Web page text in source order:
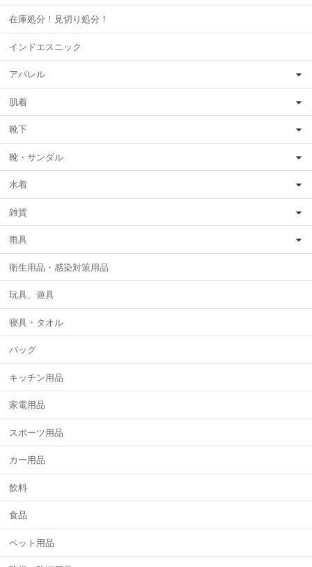
在庫処分！見切り処分！
インドエスニック
アパレル
肌着
靴下
靴・サンダル
水着
雑貨
雨具
衛生用品・感染対策用品
玩具、遊具
寝具・タオル
バッグ
キッチン用品
家電用品
スポーツ用品
カー用品
飲料
食品
ペット用品